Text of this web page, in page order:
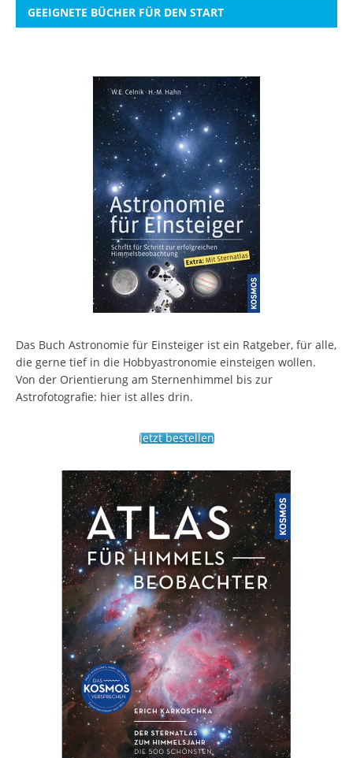
GEEIGNETE BÜCHER FÜR DEN START
Das Buch Astronomie für Einsteiger ist ein Ratgeber, für alle,
die gerne tief in die Hobbyastronomie einsteigen wollen.
Von der Orientierung am Sternenhimmel bis zur
Astrofotografie: hier ist alles drin.
Jetzt bestellen